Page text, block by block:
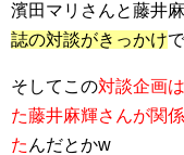
濱田マリさんと藤井
誌の対談がきっかけ
そしてこの対談企画
た藤井麻輝さんが関
たんだとかw